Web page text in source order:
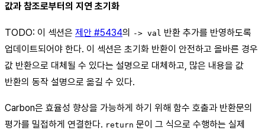
값과 참조로부터의 지연 초기화
TODO: 이 섹션은 제안 #5434의 -> val 반환 추가를 반영하도록
업데이트되어야 한다. 이 섹션은 초기화 반환이 안전하고 올바른 경우
값 반환으로 대체될 수 있다는 설명으로 대체하고, 많은 내용을 값
반환의 동작 설명으로 옮길 수 있다.
Carbon은 효율성 향상을 가능하게 하기 위해 함수 호출과 반환문의
평가를 밀접하게 연결한다. return 문이 그 식으로 수행하는 실제